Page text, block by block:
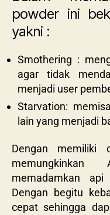
powder ini
yakni :
Smothering :
agar tidak
menjadi user
Starvation:
lain yang menjadi
Dengan memiliki
memadamkan
Dengan begitu
cepat sehingga